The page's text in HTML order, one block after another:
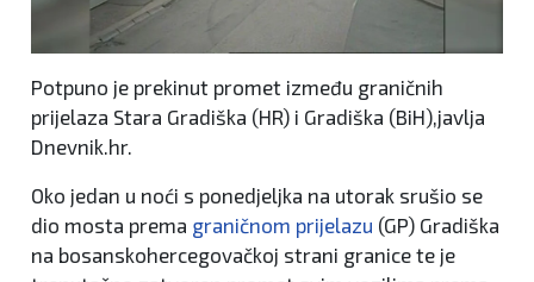
Potpuno je prekinut promet između graničnih
prijelaza Stara Gradiška (HR) i Gradiška (BiH),javlja
Dnevnik.hr.
Oko jedan u noći s ponedjeljka na utorak srušio se
dio mosta prema graničnom prijelazu (GP) Gradiška
na bosanskohercegovačkoj strani granice te je